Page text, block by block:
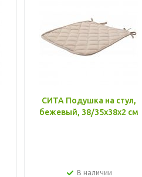
СИТА Подушка на стул,
бежевый, 38/35x38x2 см
В наличии